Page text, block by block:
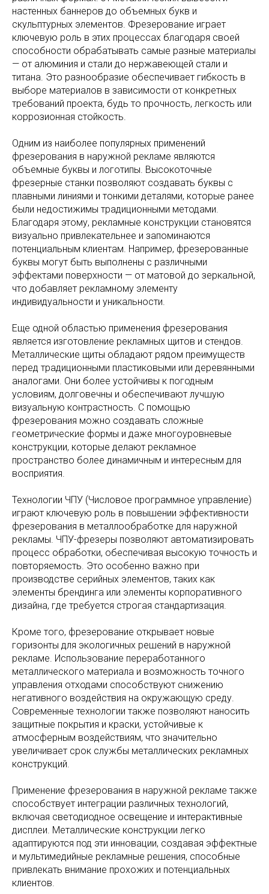
настенных баннеров до объемных букв и
скульптурных элементов. Фрезерование играет
ключевую роль в этих процессах благодаря своей
способности обрабатывать самые разные материалы
— от алюминия и стали до нержавеющей стали и
титана. Это разнообразие обеспечивает гибкость в
выборе материалов в зависимости от конкретных
требований проекта, будь то прочность, легкость или
коррозионная стойкость.
Одним из наиболее популярных применений
фрезерования в наружной рекламе являются
объемные буквы и логотипы. Высокоточные
фрезерные станки позволяют создавать буквы с
плавными линиями и тонкими деталями, которые ранее
были недостижимы традиционными методами.
Благодаря этому, рекламные конструкции становятся
визуально привлекательнее и запоминаются
потенциальным клиентам. Например, фрезерованные
буквы могут быть выполнены с различными
эффектами поверхности — от матовой до зеркальной,
что добавляет рекламному элементу
индивидуальности и уникальности.
Еще одной областью применения фрезерования
является изготовление рекламных щитов и стендов.
Металлические щиты обладают рядом преимуществ
перед традиционными пластиковыми или деревянными
аналогами. Они более устойчивы к погодным
условиям, долговечны и обеспечивают лучшую
визуальную контрастность. С помощью
фрезерования можно создавать сложные
геометрические формы и даже многоуровневые
конструкции, которые делают рекламное
пространство более динамичным и интересным для
восприятия.
Технологии ЧПУ (Числовое программное управление)
играют ключевую роль в повышении эффективности
фрезерования в металлообработке для наружной
рекламы. ЧПУ-фрезеры позволяют автоматизировать
процесс обработки, обеспечивая высокую точность и
повторяемость. Это особенно важно при
производстве серийных элементов, таких как
элементы брендинга или элементы корпоративного
дизайна, где требуется строгая стандартизация.
Кроме того, фрезерование открывает новые
горизонты для экологичных решений в наружной
рекламе. Использование переработанного
металлического материала и возможность точного
управления отходами способствуют снижению
негативного воздействия на окружающую среду.
Современные технологии также позволяют наносить
защитные покрытия и краски, устойчивые к
атмосферным воздействиям, что значительно
увеличивает срок службы металлических рекламных
конструкций.
Применение фрезерования в наружной рекламе также
способствует интеграции различных технологий,
включая светодиодное освещение и интерактивные
дисплеи. Металлические конструкции легко
адаптируются под эти инновации, создавая эффектные
и мультимедийные рекламные решения, способные
привлекать внимание прохожих и потенциальных
клиентов.